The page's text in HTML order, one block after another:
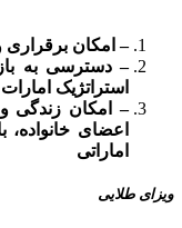
– امکان
– دسترسی به
استراتژیک
– امکان زندگی
اعضای
اماراتی
ویزای طلایی